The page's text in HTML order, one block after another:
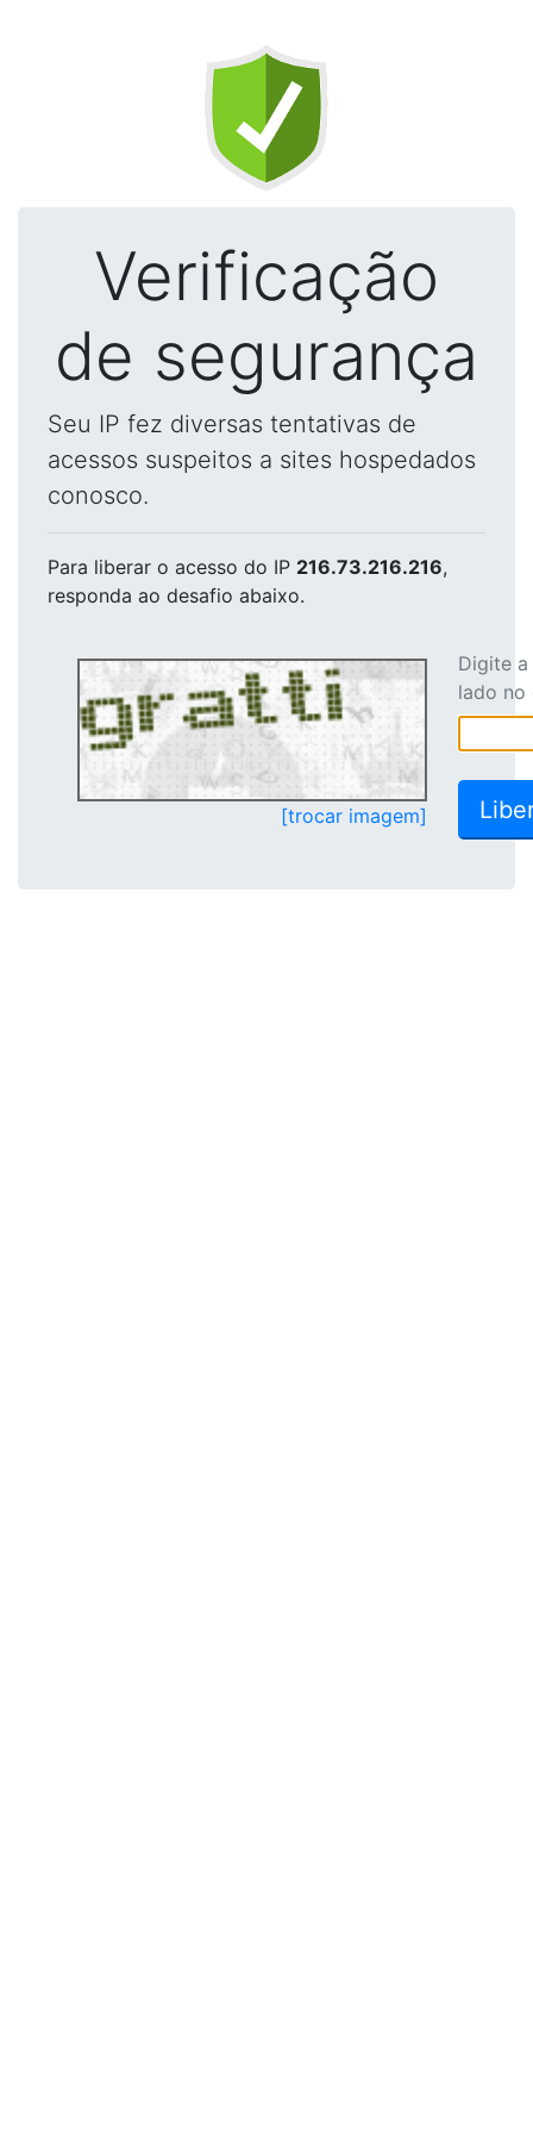
Verificação
de segurança
Seu IP fez diversas tentativas de
acessos suspeitos a sites hospedados
conosco.
Para liberar o acesso do IP 216.73.216.216,
responda ao desafio abaixo.
[trocar imagem]
Digite
lado no